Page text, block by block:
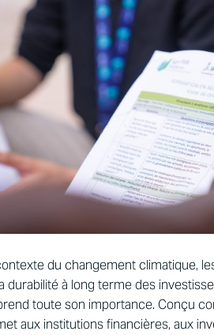
du changement climatique,
durabilité à long terme des
toute son importance. Conçu
aux institutions financières, aux